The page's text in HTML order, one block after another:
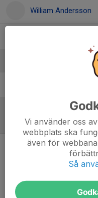
William Andersson
Referat
Vi använder oss
webbplats ska
även för
Så